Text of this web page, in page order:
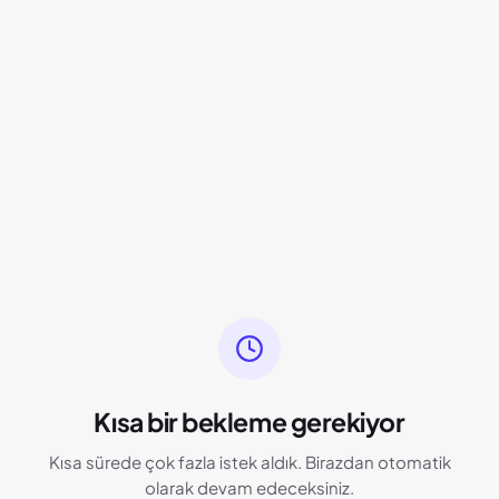
Kısa bir bekleme gerekiyor
Kısa sürede çok fazla istek aldık. Birazdan otomatik
olarak devam edeceksiniz.